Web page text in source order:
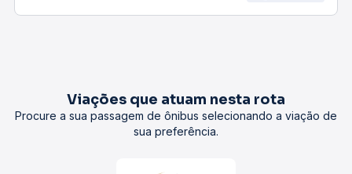
Viações que atuam nesta rota
Procure a sua passagem de ônibus selecionando a viação de
sua preferência.